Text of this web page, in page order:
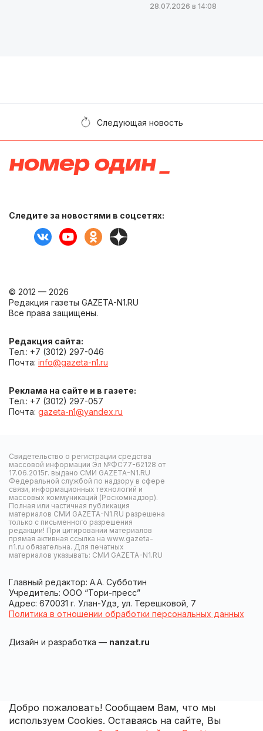
28.07.2026 в 14:08
Следующая новость
Следите за новостями в соцсетях:
© 2012 — 2026
Редакция газеты GAZETA-N1.RU
Все права защищены.
Редакция сайта:
Тел.: +7 (3012) 297-046
Почта: info@gazeta-n1.ru
Реклама на сайте и в газете:
Тел.: +7 (3012) 297-057
Почта: gazeta-n1@yandex.ru
Свидетельство о регистрации средства
массовой информации Эл №ФС77-62128 от
17.06.2015г. выдано СМИ GAZETA-N1.RU
Федеральной службой по надзору в сфере
связи, информационных технологий и
массовых коммуникаций (Роскомнадзор).
Полная или частичная публикация
материалов СМИ GAZETA-N1.RU разрешена
только с письменного разрешения
редакции! При цитировании материалов
прямая активная ссылка на www.gazeta-
n1.ru обязательна. Для печатных
материалов указывать: СМИ GAZETA-N1.RU
Главный редактор: А.А. Субботин
Учредитель: ООО “Тори-пресс”
Адрес: 670031 г. Улан-Удэ, ул. Терешковой, 7
Политика в отношении обработки персональных данных
Дизайн и разработка — nanzat.ru
Добро пожаловать! Сообщаем Вам, что мы
используем Cookies. Оставаясь на сайте, Вы